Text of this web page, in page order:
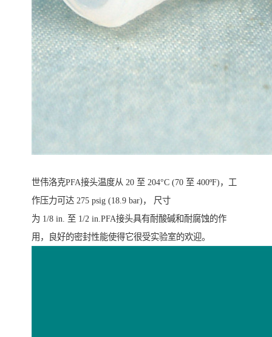
世伟洛克PFA接头温度从 20 至 204°C (70 至 400ºF)，工
作压力可达 275 psig (18.9 bar)， 尺寸
为 1/8 in. 至 1/2 in.PFA接头具有耐酸碱和耐腐蚀的作
用，良好的密封性能使得它很受实验室的欢迎。